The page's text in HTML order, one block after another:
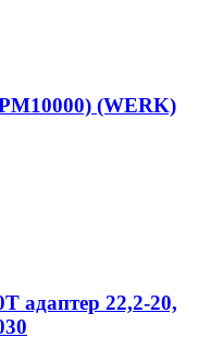
(WERK)
адаптер 22,2-20,